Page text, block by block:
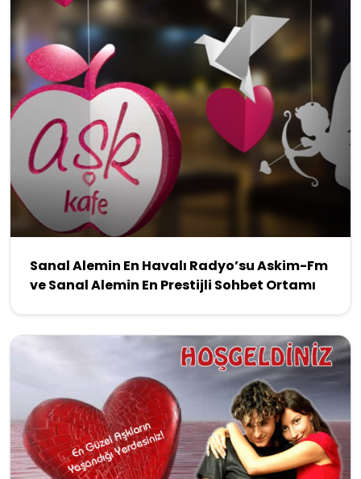
Sanal Alemin En Havalı Radyo’su Askim-Fm
ve Sanal Alemin En Prestijli Sohbet Ortamı